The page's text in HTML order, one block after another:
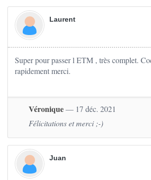
Laurent
Super pour passer l ETM , très complet.
rapidement merci.
Véronique— 17 déc. 2021
Félicitations et merci ;-)
Juan